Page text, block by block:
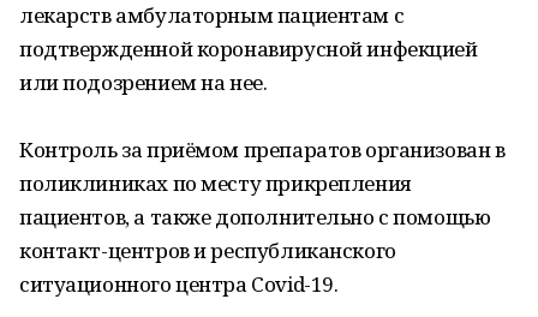
лекарств амбулаторным пациентам с
подтвержденной коронавирусной инфекцией
или подозрением на нее.
Контроль за приёмом препаратов организован в
поликлиниках по месту прикрепления
пациентов, а также дополнительно с помощью
контакт-центров и республиканского
ситуационного центра Covid-19.